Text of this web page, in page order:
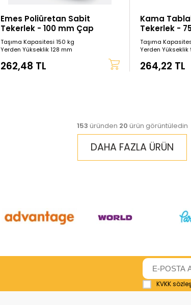
Emes Poliüretan Sabit
Tekerlek - 100 mm Çap
Taşıma Kapasitesi 150 kg
Yerden Yükseklik 128 mm
262,48 TL
Kama
Tekerlek -
Taşıma
Yerden Yükseklik
264,22 TL
153 üründen 20 ürün görüntüledin
DAHA FAZLA ÜRÜN
KVKK